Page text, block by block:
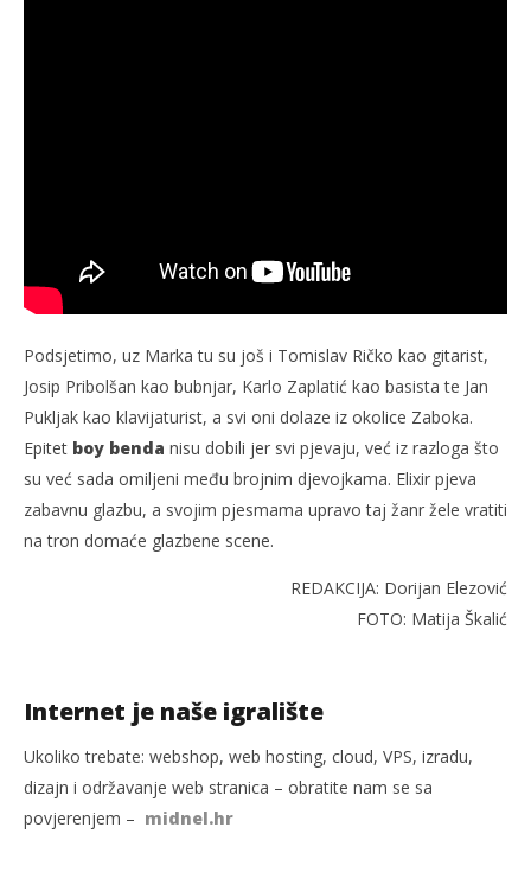
Podsjetimo, uz Marka tu su još i Tomislav Ričko kao gitarist,
Josip Pribolšan kao bubnjar, Karlo Zaplatić kao basista te Jan
Pukljak kao klavijaturist, a svi oni dolaze iz okolice Zaboka.
Epitet boy benda nisu dobili jer svi pjevaju, već iz razloga što
su već sada omiljeni među brojnim djevojkama. Elixir pjeva
zabavnu glazbu, a svojim pjesmama upravo taj žanr žele vratiti
na tron domaće glazbene scene.
REDAKCIJA: Dorijan Elezović
FOTO: Matija Škalić
Internet je naše igralište
Ukoliko trebate: webshop, web hosting, cloud, VPS, izradu,
dizajn i održavanje web stranica – obratite nam se sa
povjerenjem – midnel.hr